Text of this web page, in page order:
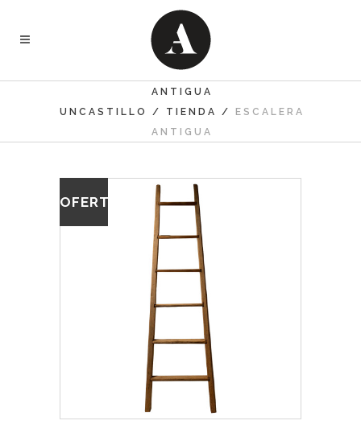
ANTIGUA
UNCASTILLO
/ TIENDA /
ESCALERA
ANTIGUA
OFERTA